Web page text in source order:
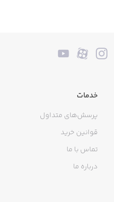
خدمات
پرسش‌های متداول
قوانین خرید
تماس با ما
درباره ما